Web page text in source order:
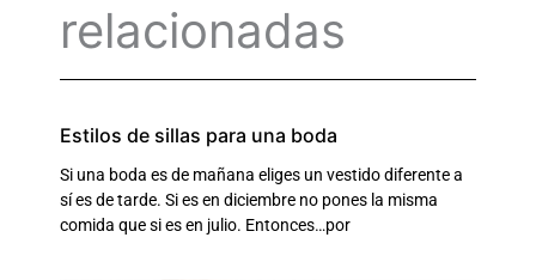
relacionadas
Estilos de sillas para una boda
Si una boda es de mañana eliges un vestido diferente a
sí es de tarde. Si es en diciembre no pones la misma
comida que si es en julio. Entonces…por